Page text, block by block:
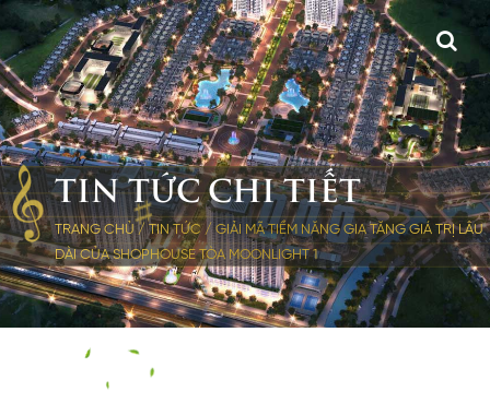
TIN TỨC CHI TIẾT
TRANG CHỦ /TIN TỨC /GIẢI MÃ TIỀM NĂNG GIA TĂNG GIÁ TRỊ LÂU
DÀI CỦA SHOPHOUSE TÒA MOONLIGHT 1